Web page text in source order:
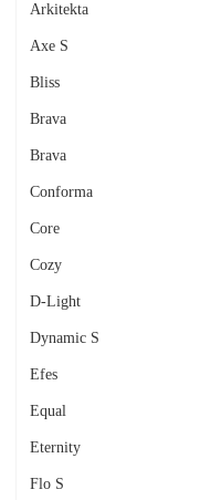
Arkitekta
Axe S
Bliss
Brava
Brava
Conforma
Core
Cozy
D-Light
Dynamic S
Efes
Equal
Eternity
Flo S